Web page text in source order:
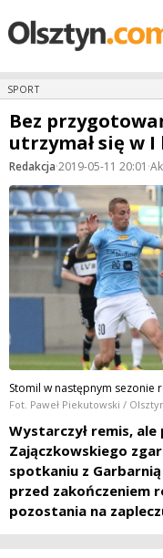
SPORT
Bez
utrzymał się w I
Redakcja·2019-05-11 20:01 ·
Stomil w następnym sezonie
Fot. Paweł Piekutowski /
Wystarczył remis,
Zajączkowskiego
spotkaniu z
przed zakończeniem
pozostania na